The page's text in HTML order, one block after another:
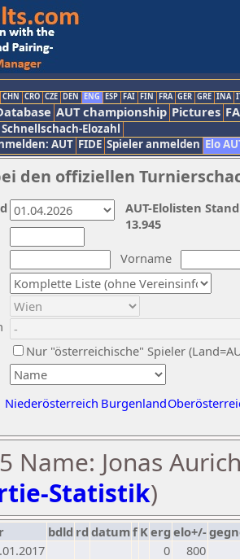
CHN CRO CZE DEN ENG ESP FAI FIN FRA GER GRE INA
AUT championship Pictures
Schnellschach-Elozahl
AUT FIDE Spieler anmelden Elo
den offiziellen
Vorname
Nur "österreichische" Spieler
Niederösterreich Burgenland
AUT-Elolisten
13.945
Name: Jonas
Statistik)
bdld rd datumf Kerg elo+/-
0
800